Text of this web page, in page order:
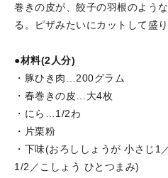
巻きの皮が、餃子の羽根のよう
る。ピザみたいにカットして盛
●材料(2人分)
・豚ひき肉…200グラム
・春巻きの皮…大4枚
・にら…1/2わ
・片栗粉
・下味(おろししょうが 小さじ1
1/2／こしょう ひとつまみ)